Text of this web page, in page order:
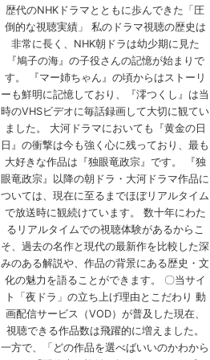
歴代のNHKドラマとともに歩んできた「圧
倒的な視聴実績」 私のドラマ視聴の歴史は
非常に長く、NHK朝ドラは幼少期に見た
『鳩子の海』の子役さんの記憶が始まりで
す。 『マー姉ちゃん』の頃からはストーリ
ーも鮮明に記憶しており、『澪つくし』は当
時のVHSビデオに毎話録画して大切に観てい
ました。 大河ドラマにおいても『黄金の日
日』の衝撃は今も強く心に残っており、最も
大好きな作品は『独眼竜政宗』です。 『独
眼竜政宗』以降の朝ドラ・大河ドラマ作品に
ついては、現在に至るまでほぼリアルタイム
で放送時に観続けています。 数十年にわた
るリアルタイムでの視聴体験があるからこ
そ、過去の名作と現代の最新作を比較した深
みのある解説や、作品の背景にある歴史・文
化の魅力を語ることができます。 〇当サイ
ト「夜ドラ」の立ち上げ理由とこだわり 動
画配信サービス（VOD）が普及した現在、
視聴できる作品数は飛躍的に増えました。
一方で、「どの作品を選べばいいのかわから